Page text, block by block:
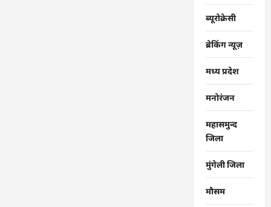
ब्यूरोक्रेसी
ब्रेकिंग न्यूज़
मध्य प्रदेश
मनोरंजन
महासमुन्द
जिला
मुंगेली जिला
मौसम